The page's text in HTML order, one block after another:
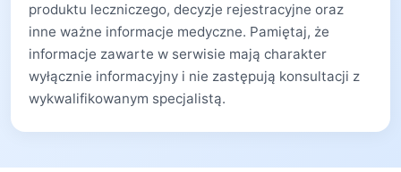
produktu leczniczego, decyzje rejestracyjne oraz
inne ważne informacje medyczne. Pamiętaj, że
informacje zawarte w serwisie mają charakter
wyłącznie informacyjny i nie zastępują konsultacji z
wykwalifikowanym specjalistą.